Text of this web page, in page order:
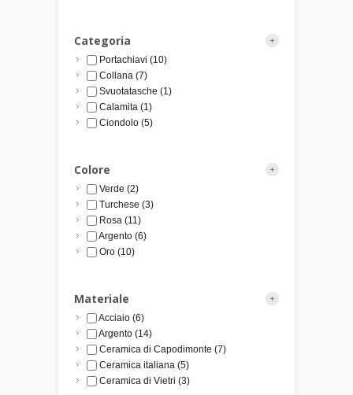
Categoria
Portachiavi (10)
Collana (7)
Svuotatasche (1)
Calamita (1)
Ciondolo (5)
Colore
Verde (2)
Turchese (3)
Rosa (11)
Argento (6)
Oro (10)
Materiale
Acciaio (6)
Argento (14)
Ceramica di Capodimonte (7)
Ceramica italiana (5)
Ceramica di Vietri (3)